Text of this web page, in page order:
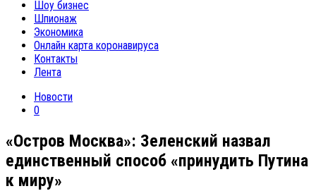
Шоу бизнес
Шпионаж
Экономика
Онлайн карта коронавируса
Контакты
Лента
Новости
0
«Остров Москва»: Зеленский назвал
единственный способ «принудить Путина
к миру»